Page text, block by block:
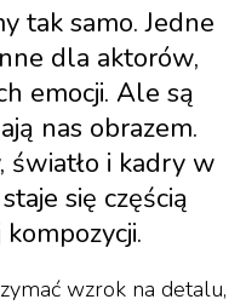
tak samo. Jedne
dla aktorów,
emocji. Ale są
nas obrazem.
światło i kadry w
się częścią
wzrok na detalu,